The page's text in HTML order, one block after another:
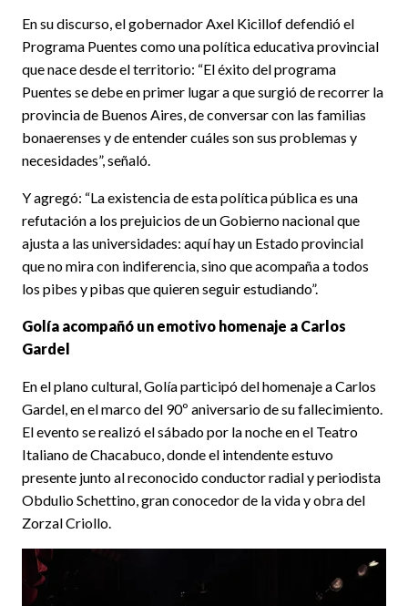
En su discurso, el gobernador Axel Kicillof defendió el
Programa Puentes como una política educativa provincial
que nace desde el territorio: “El éxito del programa
Puentes se debe en primer lugar a que surgió de recorrer la
provincia de Buenos Aires, de conversar con las familias
bonaerenses y de entender cuáles son sus problemas y
necesidades”, señaló.
Y agregó: “La existencia de esta política pública es una
refutación a los prejuicios de un Gobierno nacional que
ajusta a las universidades: aquí hay un Estado provincial
que no mira con indiferencia, sino que acompaña a todos
los pibes y pibas que quieren seguir estudiando”.
Golía acompañó un emotivo homenaje a Carlos
Gardel
En el plano cultural, Golía participó del homenaje a Carlos
Gardel, en el marco del 90º aniversario de su fallecimiento.
El evento se realizó el sábado por la noche en el Teatro
Italiano de Chacabuco, donde el intendente estuvo
presente junto al reconocido conductor radial y periodista
Obdulio Schettino, gran conocedor de la vida y obra del
Zorzal Criollo.